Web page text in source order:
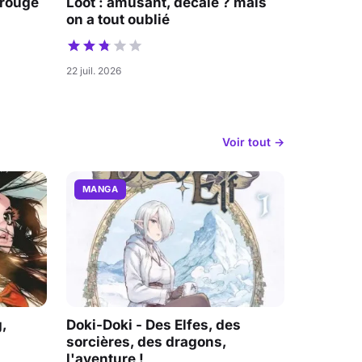
on a tout oublié
22 juil. 2026
Voir tout →
MANGA
Doki-Doki - Des Elfes, des
sorcières, des dragons,